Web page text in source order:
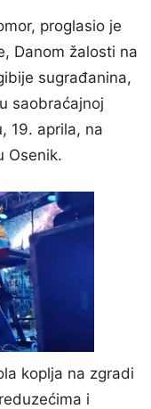
proglasio je
Danom žalosti na
sugrađanina,
saobraćajnoj
19. aprila, na
Osenik.
koplja na zgradi
i